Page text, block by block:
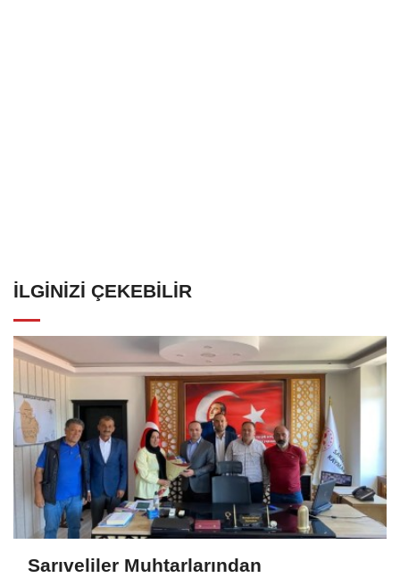
İLGINIZI ÇEKEBILIR
Sarıveliler Muhtarlarından